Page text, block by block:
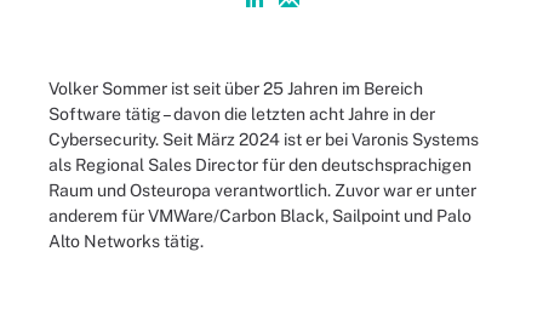
Volker Sommer ist seit über 25 Jahren im Bereich
Software tätig – davon die letzten acht Jahre in der
Cybersecurity. Seit März 2024 ist er bei Varonis Systems
als Regional Sales Director für den deutschsprachigen
Raum und Osteuropa verantwortlich. Zuvor war er unter
anderem für VMWare/Carbon Black, Sailpoint und Palo
Alto Networks tätig.